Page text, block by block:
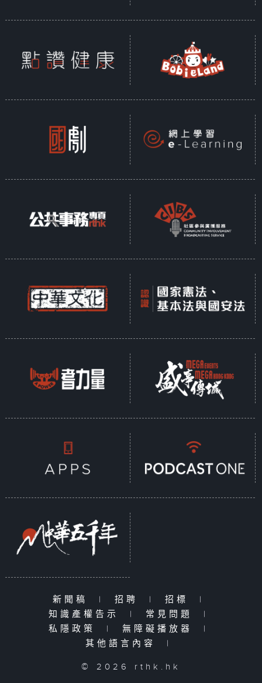
新聞稿 | 招聘 | 招標
|
知識產權告示
| 常見問題
|
私隱政策
| 無障礙播放器
|
其他語言內容
|
© 2026 rthk.hk